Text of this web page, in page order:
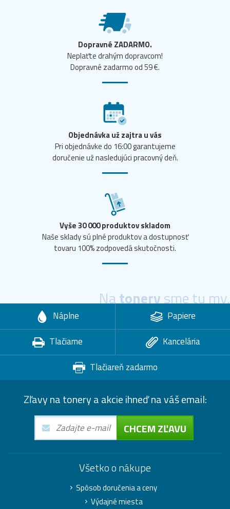
Dopravné ZADARMO.
Neplaťte drahým dopravcom!
Dopravné zadarmo od 59 €.
Objednávka už zajtra u vás
Pri objednávke do 16:00 garantujeme
doručenie už nasledujúci pracovný deň.
Vyše 30 000 produktov skladom
Naše sklady sú plné produktov a dostupnosť
tovaru 100% zodpovedá skutočnosti.
Natonerysme tu my.
Náplne
Papiere
Tlačiarne
Kancelária
Tlačiareň zadarmo
Zľavy na tonery a akcie ihneď na váš email:
CHCEM ZĽAVU
Všetko o nákupe
Spôsob doručenia a ceny
Výdajné miesta